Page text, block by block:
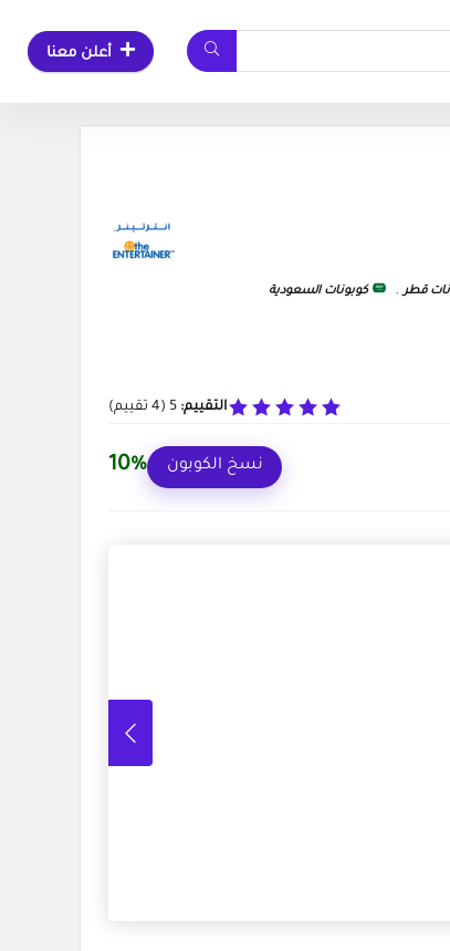
أعلن معنا
قطر , كوبونات السعودية
التقييم: 5
(
4 تقييم)
10% نسخ الكوبون